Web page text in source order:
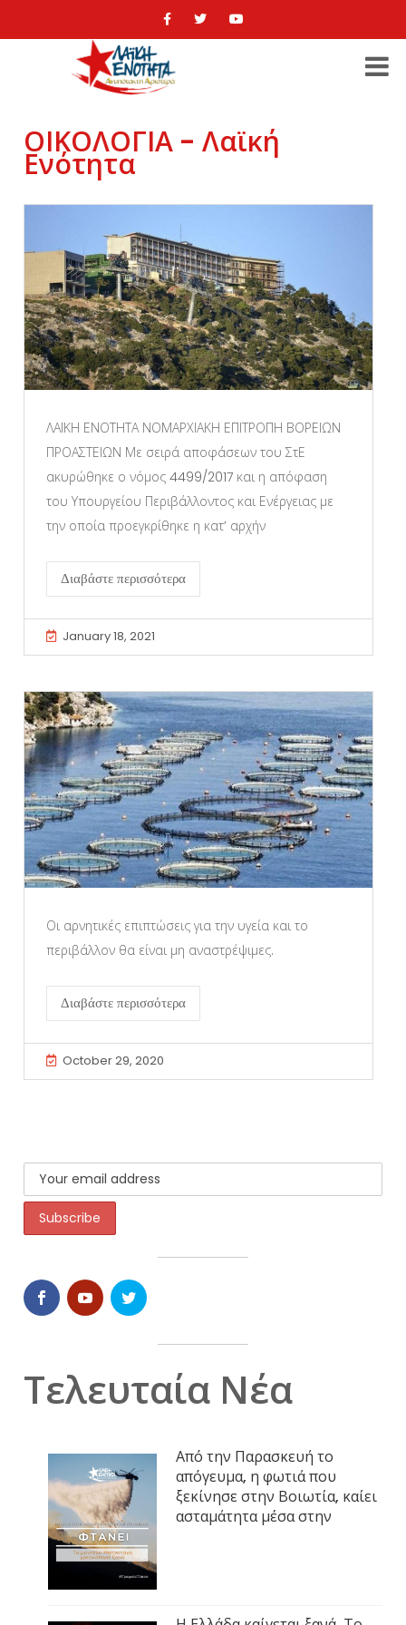
ΟΙΚΟΛΟΓΙΑ - Λαϊκή
Ενότητα
ΛΑΪΚΗ ΕΝΟΤΗΤΑ ΝΟΜΑΡΧΙΑΚΗ ΕΠΙΤΡΟΠΗ ΒΟΡΕΙΩΝ
ΠΡΟΑΣΤΕΙΩΝ Με σειρά αποφάσεων του ΣτΕ
ακυρώθηκε ο νόμος 4499/2017 και η απόφαση
του Υπουργείου Περιβάλλοντος και Ενέργειας με
την οποία προεγκρίθηκε η κατ’ αρχήν
Διαβάστε περισσότερα
January 18, 2021
Οι αρνητικές επιπτώσεις για την υγεία και το
περιβάλλον θα είναι μη αναστρέψιμες.
Διαβάστε περισσότερα
October 29, 2020
Τελευταία Νέα
Από την Παρασκευή το
απόγευμα, η φωτιά που
ξεκίνησε στην Βοιωτία, καίει
ασταμάτητα μέσα στην